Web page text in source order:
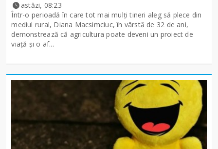
astăzi, 08:23
Într-o perioadă în care tot mai mulți tineri aleg să plece din
mediul rural, Diana Macsimciuc, în vârstă de 32 de ani,
demonstrează că agricultura poate deveni un proiect de
viață și o af...